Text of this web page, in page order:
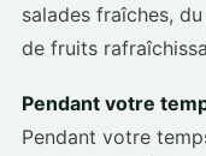
salades fraîches,
de fruits
Pendant votre
Pendant votre